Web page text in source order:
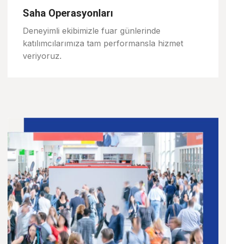
Saha Operasyonları
Deneyimli ekibimizle fuar günlerinde
katılımcılarımıza tam performansla hizmet
veriyoruz.